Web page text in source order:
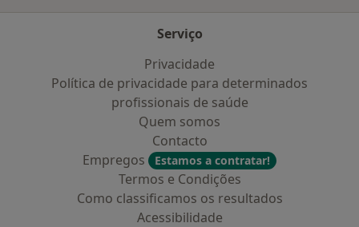
Serviço
Privacidade
Política de privacidade para determinados
profissionais de saúde
Quem somos
Contacto
Empregos
Estamos a contratar!
Termos e Condições
Como classificamos os resultados
Acessibilidade